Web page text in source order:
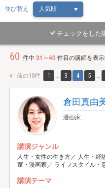
並び替え
チェックをした
60 件中 31～40件目の講師を表
前の10件 1 ... 3 4 5 ...
倉田真由
漫画家
講演ジャンル
人生・女性の生き方／ 人生・
家・漫画家／ ライフスタイル・
講演テーマ